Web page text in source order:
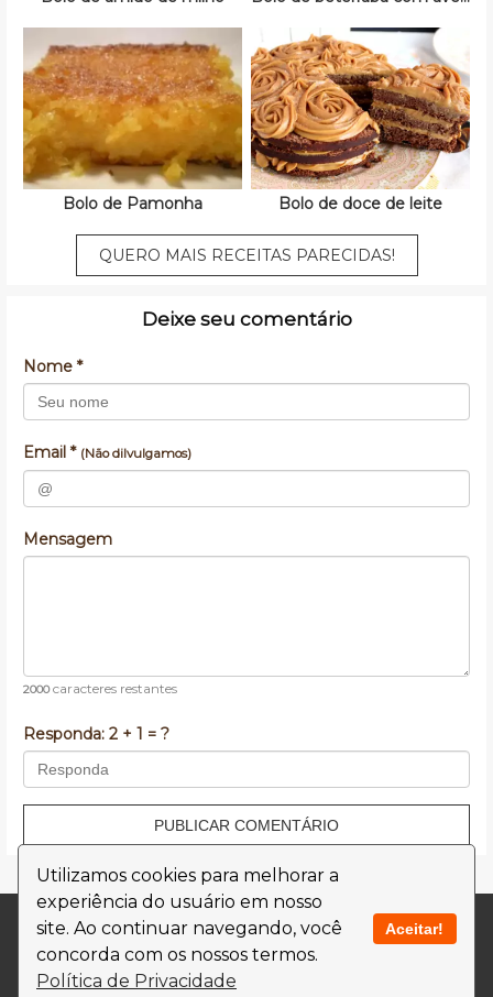
Utilizamos cookies para melhorar a
experiência do usuário em nosso
site. Ao continuar navegando, você
concorda com os nossos termos.
Política de Privacidade
Aceitar!
Bolo de Pamonha Bolo de doce de leite
QUERO MAIS RECEITAS PARECIDAS!
Deixe seu comentário
Nome *
Email * (Não dilvulgamos)
Mensagem
2000caracteres restantes
Responda: 2 + 1 = ?
PUBLICAR COMENTÁRIO
Contato
Termos de Uso
Política de Privacidade